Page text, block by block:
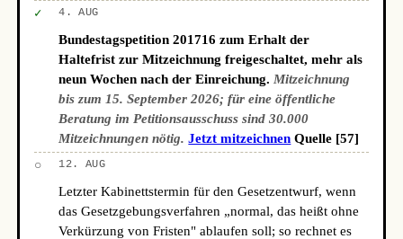
✓ 4. AUG
Bundestagspetition 201716 zum Erhalt der
Haltefrist zur Mitzeichnung freigeschaltet, mehr als
neun Wochen nach der Einreichung. Mitzeichnung
bis zum 15. September 2026; für eine öffentliche
Beratung im Petitionsausschuss sind 30.000
Mitzeichnungen nötig. Jetzt mitzeichnen Quelle [57]
○ 12. AUG
Letzter Kabinettstermin für den Gesetzentwurf, wenn
das Gesetzgebungsverfahren „normal, das heißt ohne
Verkürzung von Fristen" ablaufen soll; so rechnet es